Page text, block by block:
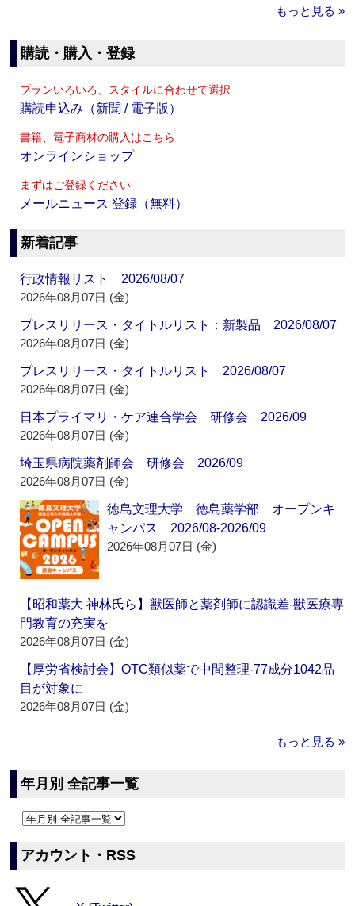
もっと見る »
購読・購入・登録
プランいろいろ、スタイルに合わせて選択
購読申込み（新聞 / 電子版）
書籍、電子商材の購入はこちら
オンラインショップ
まずはご登録ください
メールニュース 登録（無料）
新着記事
行政情報リスト 2026/08/07
2026年08月07日 (金)
プレスリリース・タイトルリスト：新製品 2026/08/07
2026年08月07日 (金)
プレスリリース・タイトルリスト 2026/08/07
2026年08月07日 (金)
日本プライマリ・ケア連合学会 研修会 2026/09
2026年08月07日 (金)
埼玉県病院薬剤師会 研修会 2026/09
2026年08月07日 (金)
徳島文理大学 徳島薬学部 オープンキ
ャンパス 2026/08-2026/09
2026年08月07日 (金)
【昭和薬大 神林氏ら】獣医師と薬剤師に認識差‐獣医療専
門教育の充実を
2026年08月07日 (金)
【厚労省検討会】OTC類似薬で中間整理‐77成分1042品
目が対象に
2026年08月07日 (金)
もっと見る »
年月別 全記事一覧
アカウント・RSS